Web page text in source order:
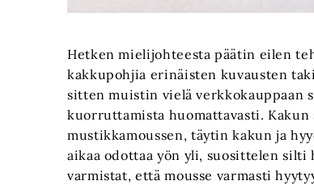
Hetken mielijohteesta päätin eilen
kakkupohjia erinäisten kuvausten
sitten muistin vielä verkkokauppaan
kuorruttamista huomattavasti.
mustikkamoussen, täytin kakun ja
aikaa odottaa yön yli, suosittelen silti
varmistat, että mousse varmasti